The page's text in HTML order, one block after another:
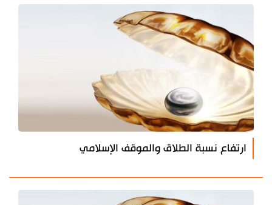
ارتفاع نسبة الطلاق والموقف الإسلامي